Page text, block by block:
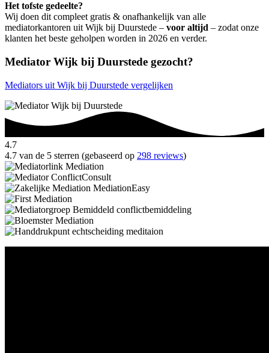
Het tofste gedeelte?
Wij doen dit compleet gratis & onafhankelijk van alle
mediatorkantoren uit Wijk bij Duurstede – voor altijd – zodat onze
klanten het beste geholpen worden in 2026 en verder.
Mediator Wijk bij Duurstede gezocht?
Mediators uit Wijk bij Duurstede vergelijken
4.7
4.7 van de 5 sterren (gebaseerd op 298 reviews)